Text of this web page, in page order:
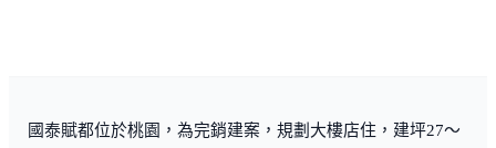
國泰賦都位於桃園，為完銷建案，規劃大樓店住，建坪27～